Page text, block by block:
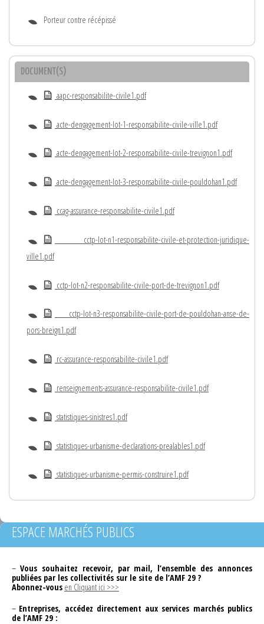
Porteur contre récépissé
DOCUMENT(S)
aapc-responsabilite-civile1.pdf
acte-dengagement-lot-1-responsabilite-civile-ville1.pdf
acte-dengagement-lot-2-responsabilite-civile-trevignon1.pdf
acte-dengagement-lot-3-responsabilite-civile-pouldohan1.pdf
ccag-assurance-responsabilite-civile1.pdf
cctp-lot-n1-responsabilite-civile-et-protection-juridique-
ville1.pdf
cctp-lot-n2-responsabilite-civile-port-de-trevignon1.pdf
cctp-lot-n3-responsabilite-civile-port-de-pouldohan-anse-de-
pors-breign1.pdf
rc-assurance-responsabilite-civile1.pdf
renseignements-assurance-responsabilite-civile1.pdf
statistiques-sinistres1.pdf
statistiques-urbanisme-declarations-prealables1.pdf
statistiques-urbanisme-permis-construire1.pdf
ESPACE MARCHÉS PUBLICS
– Vous souhaitez recevoir, par mail, l’ensemble des annonces
publiées par les collectivités sur le site de l’AMF 29 ?
Abonnez-vous en Cliquant ici >>>
– Entreprises, accédez directement aux services marchés publics
de l’AMF 29 :